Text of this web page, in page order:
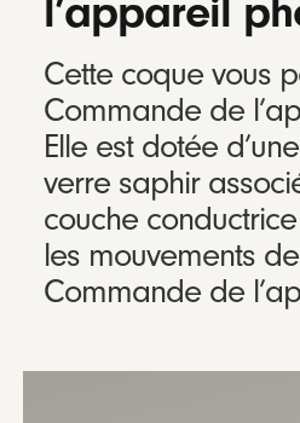
l’appareil
Cette coque vous
Commande de
Elle est dotée
verre saphir
couche
les mouvements
Commande de